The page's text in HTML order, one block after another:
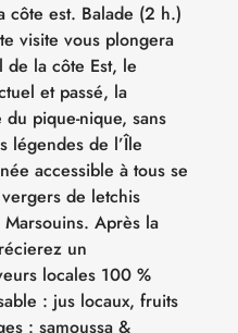
côte est. Balade (2 h.)
visite vous plongera
de la côte Est, le
et passé, la
pique-nique, sans
légendes de l’Île
accessible à tous se
de letchis
Après la
un
locales 100 %
: jus locaux, fruits
: samoussa &